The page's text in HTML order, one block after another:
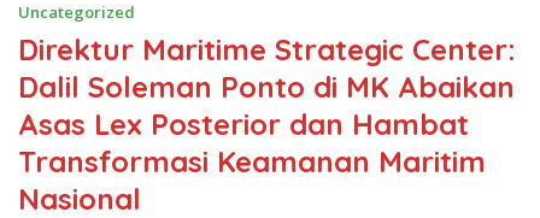
Uncategorized
Direktur Maritime Strategic Center:
Dalil Soleman Ponto di MK Abaikan
Asas Lex Posterior dan Hambat
Transformasi Keamanan Maritim
Nasional